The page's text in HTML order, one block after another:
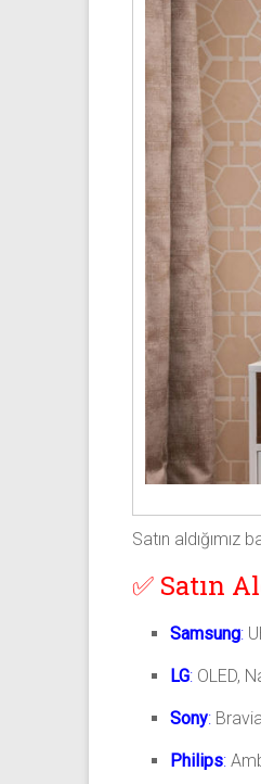
Satın aldığımız
✅ Satın
Samsung:
LG: OLED,
Sony:
Philips: